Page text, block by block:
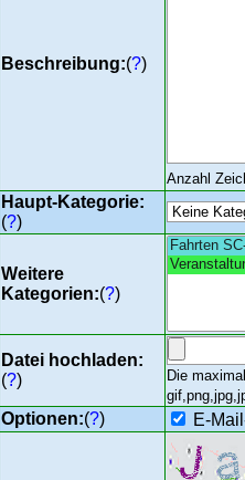
Beschreibung:(?)
Anzahl
Haupt-Kategorie:
(?)
Weitere
Kategorien:(?)
Datei hochladen:
(?)
Die
Optionen:(?) E-